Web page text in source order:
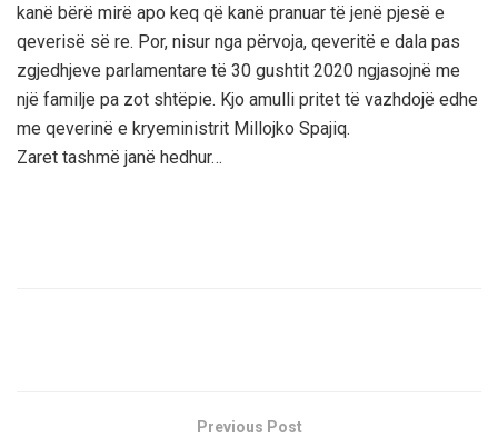
kanë bërë mirë apo keq që kanë pranuar të jenë pjesë e
qeverisë së re. Por, nisur nga përvoja, qeveritë e dala pas
zgjedhjeve parlamentare të 30 gushtit 2020 ngjasojnë me
një familje pa zot shtëpie. Kjo amulli pritet të vazhdojë edhe
me qeverinë e kryeministrit Millojko Spajiq.
Zaret tashmë janë hedhur…
Previous Post